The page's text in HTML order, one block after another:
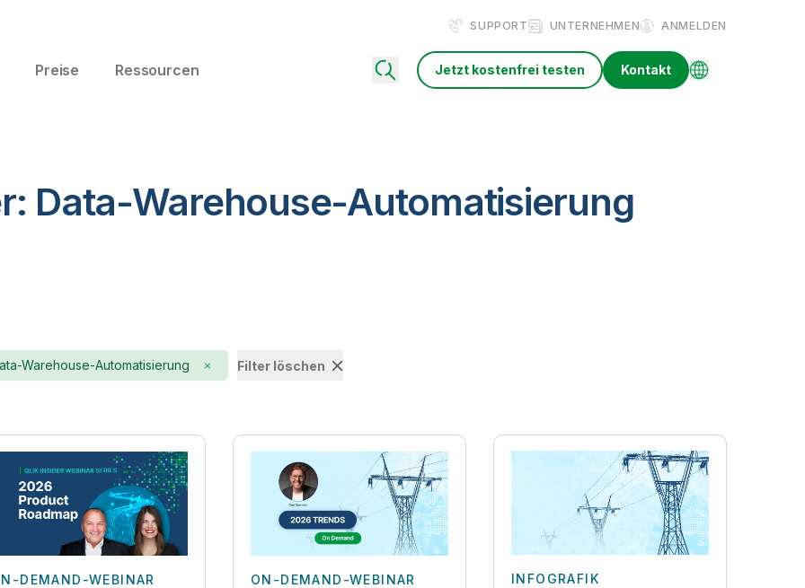
SUPPORT UNTERNEHMEN ANMELDEN
Preise Ressourcen Jetzt kostenfrei testen Kontakt
Data-Warehouse-Automatisierung
Warehouse-Automatisierung Filter löschen
DEMAND-WEBINAR ON-DEMAND-WEBINAR INFOGRAFIK